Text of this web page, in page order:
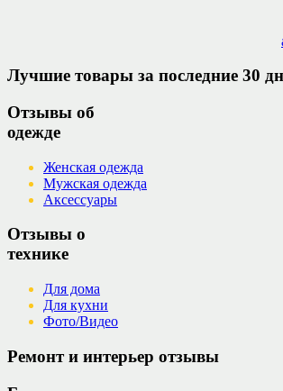
Лучшие товары за последние 30
Отзывы об
одежде
Женская одежда
Мужская одежда
Аксессуары
Отзывы о
технике
Для дома
Для кухни
Фото/Видео
Ремонт и интерьер отзывы